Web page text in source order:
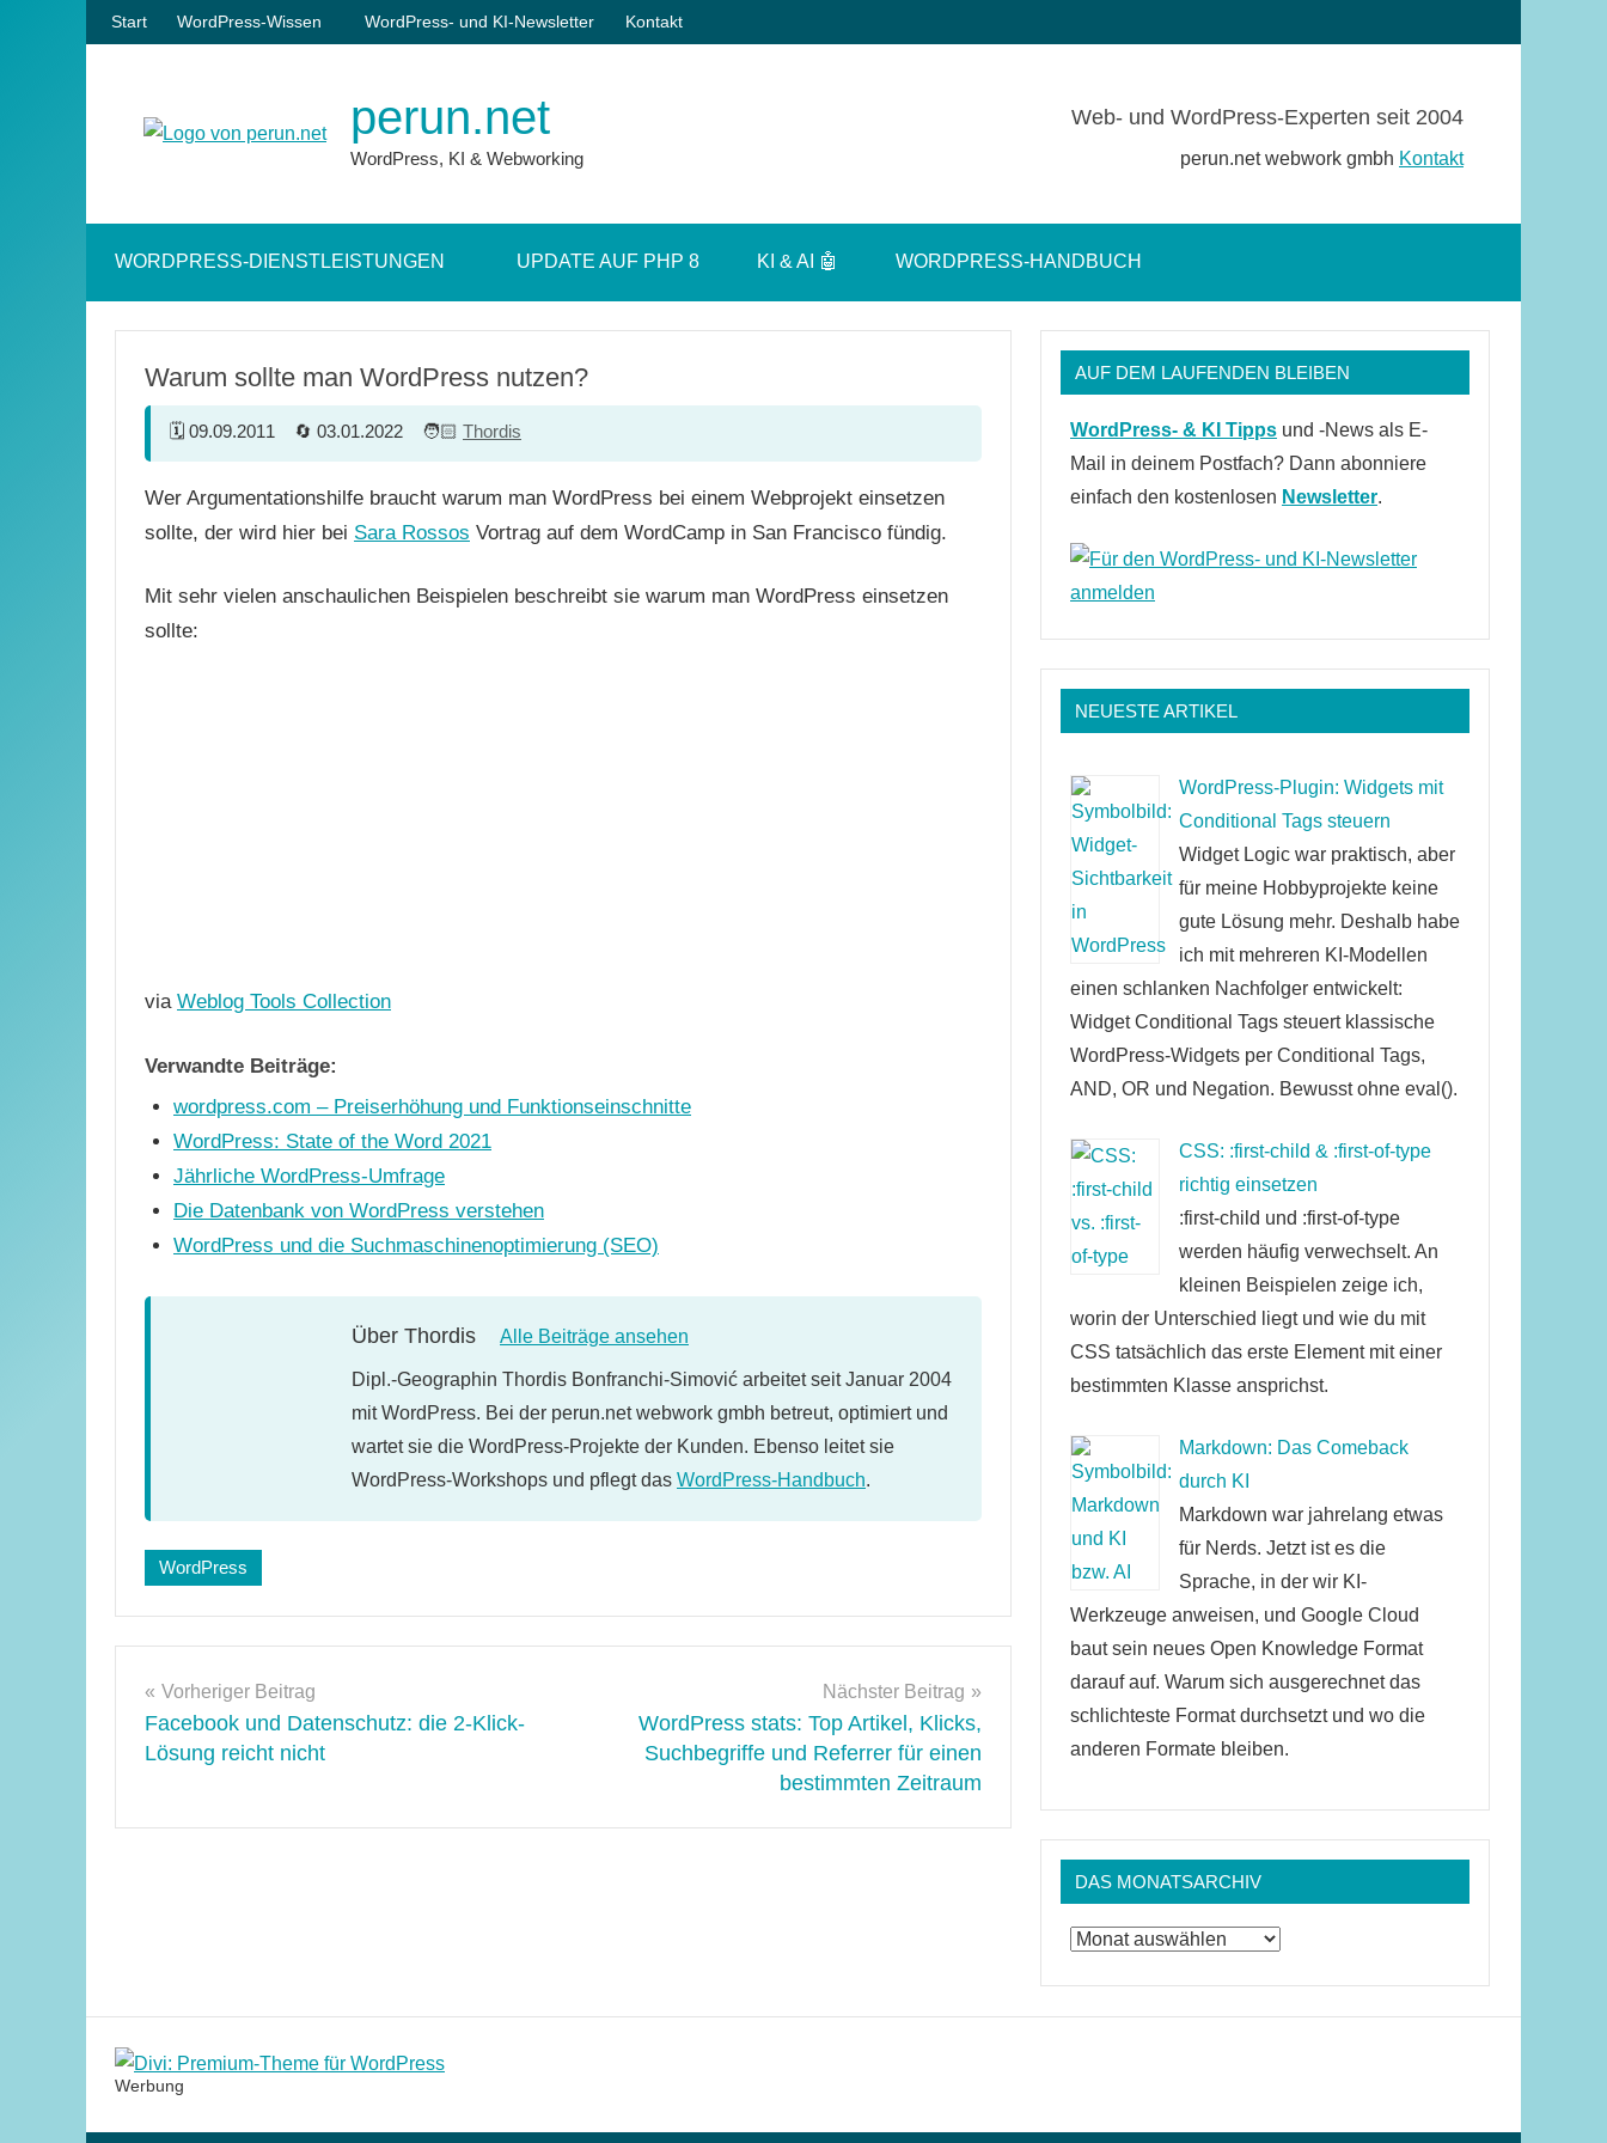
Zum
Inhalt
Start WordPress-Wissen WordPress- und KI-Newsletter Kontakt
perun.net
WordPress, KI & Webworking
Web- und WordPress-Experten seit 2004
perun.net webwork gmbh Kontakt
öffnen
WORDPRESS-DIENSTLEISTUNGEN UPDATE AUF PHP 8 KI & AI 🤖 WORDPRESS-HANDBUCH
Warum sollte man WordPress nutzen?
09.09.2011 03.01.2022 Thordis
Wer Argumentationshilfe braucht warum man WordPress bei einem Webprojekt einsetzen
sollte, der wird hier bei Sara Rossos Vortrag auf dem WordCamp in San Francisco fündig.
Mit sehr vielen anschaulichen Beispielen beschreibt sie warum man WordPress einsetzen
sollte:
via Weblog Tools Collection
Verwandte Beiträge:
wordpress.com – Preiserhöhung und Funktionseinschnitte
WordPress: State of the Word 2021
Jährliche WordPress-Umfrage
Die Datenbank von WordPress verstehen
WordPress und die Such­maschinen­optimierung (SEO)
Über Thordis Alle Beiträge ansehen
Dipl.-Geographin Thordis Bonfranchi-Simović arbeitet seit Januar 2004
mit WordPress. Bei der perun.net webwork gmbh betreut, optimiert und
wartet sie die WordPress-Projekte der Kunden. Ebenso leitet sie
WordPress-Workshops und pflegt das WordPress-Handbuch.
Schlagwörter:
WordPress
Beitragsnavigation
Vorheriger Beitrag
Facebook und Datenschutz: die 2-Klick-
Lösung reicht nicht
Nächster Beitrag
WordPress stats: Top Artikel, Klicks,
Suchbegriffe und Referrer für einen
bestimmten Zeitraum
AUF DEM LAUFENDEN BLEIBEN
WordPress- & KI Tipps und -News als E-
Mail in deinem Postfach? Dann abonniere
einfach den kostenlosen Newsletter.
NEUESTE ARTIKEL
WordPress-Plugin: Widgets mit
Conditional Tags steuern
Widget Logic war praktisch, aber
für meine Hobbyprojekte keine
gute Lösung mehr. Deshalb habe
ich mit mehreren KI-Modellen
einen schlanken Nachfolger entwickelt:
Widget Conditional Tags steuert klassische
WordPress-Widgets per Conditional Tags,
AND, OR und Negation. Bewusst ohne eval().
CSS: :first-child & :first-of-type
richtig einsetzen
:first-child und :first-of-type
werden häufig verwechselt. An
kleinen Beispielen zeige ich,
worin der Unterschied liegt und wie du mit
CSS tatsächlich das erste Element mit einer
bestimmten Klasse ansprichst.
Markdown: Das Comeback
durch KI
Markdown war jahrelang etwas
für Nerds. Jetzt ist es die
Sprache, in der wir KI-
Werkzeuge anweisen, und Google Cloud
baut sein neues Open Knowledge Format
darauf auf. Warum sich ausgerechnet das
schlichteste Format durchsetzt und wo die
anderen Formate bleiben.
DAS MONATSARCHIV
Das
Werbung